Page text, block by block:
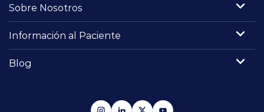
Sobre Nosotros
Información al Paciente
Blog